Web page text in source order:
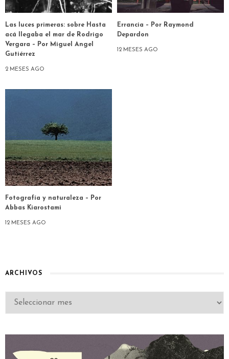
Las luces primeras: sobre Hasta
acá llegaba el mar de Rodrigo
Vergara – Por Miguel Angel
Gutiérrez
2 MESES AGO
Errancia – Por Raymond
Depardon
12 MESES AGO
Fotografía y naturaleza – Por
Abbas Kiarostami
12 MESES AGO
ARCHIVOS